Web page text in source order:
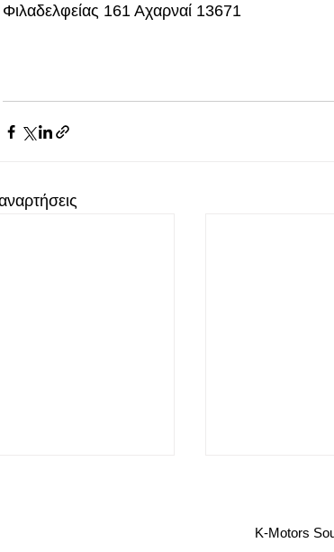
Φιλαδελφείας 161 Αχαρναί 13671
K-Motors